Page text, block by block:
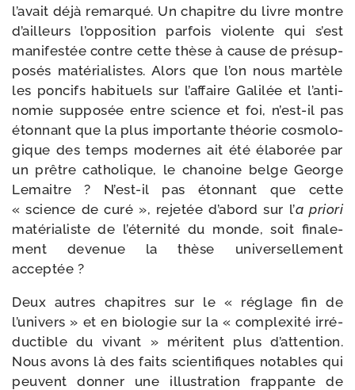
l’avait déjà remar­qué. Un cha­pitre du livre montre
d’ailleurs l’op­po­si­tion par­fois vio­lente qui s’est
mani­fes­tée contre cette thèse à cause de pré­sup­
po­sés maté­ria­listes. Alors que l’on nous mar­tèle
les pon­cifs habi­tuels sur l’affaire Galilée et l’an­ti­
no­mie sup­po­sée entre science et foi, n’est-il pas
éton­nant que la plus impor­tante théo­rie cos­mo­lo­
gique des temps modernes ait été éla­bo­rée par
un prêtre catho­lique, le cha­noine belge George
Lemaitre ? N’est-il pas éton­nant que cette
« science de curé », reje­tée d’abord sur l’a prio­ri
maté­ria­liste de l’é­ter­ni­té du monde, soit fina­le­
ment deve­nue la thèse uni­ver­sel­le­ment
acceptée ?
Deux autres cha­pitres sur le « réglage fin de
l’univers » et en bio­lo­gie sur la « com­plexi­té irré­
duc­tible du vivant » méritent plus d’at­ten­tion.
Nous avons là des faits scien­ti­fiques notables qui
peuvent don­ner une illus­tra­tion frap­pante de